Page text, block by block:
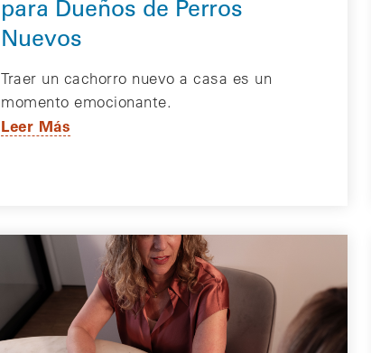
para Dueños de Perros
Nuevos
Traer un cachorro nuevo a casa es un
momento emocionante.
Leer Más